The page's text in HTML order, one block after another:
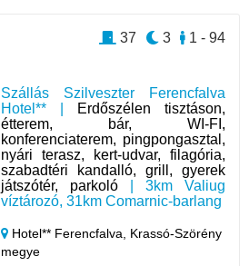
Szállás Szilveszter Ferencfalva
Hotel** |
Erdőszélen tisztáson,
étterem, bár, WI-FI,
konferenciaterem, pingpongasztal,
nyári terasz, kert-udvar, filagória,
szabadtéri kandalló, grill, gyerek
játszótér, parkoló | 3km Valiug
víztározó, 31km Comarnic-barlang
Hotel** Ferencfalva, Krassó-Szörény
megye
1 - 94
3
37